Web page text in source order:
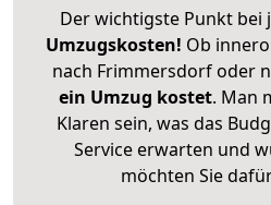
Der wichtigste Punkt bei
Umzugskosten! Ob
nach Frimmersdorf oder
ein Umzug kostet. Man
Klaren sein, was das
Service erwarten und
möchten Sie